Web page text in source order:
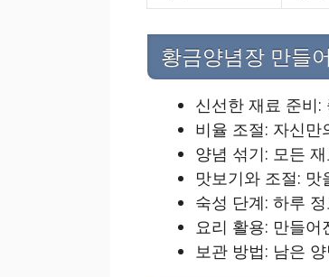
황금양념장 만들
신선한 재료 준비
비율 조절: 자신
양념 섞기: 모든
맛보기와 조절:
숙성 단계: 하루
요리 활용: 만들
보관 방법: 남은